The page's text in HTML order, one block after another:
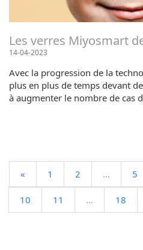
Les verres Miyosmart
14-04-2023
Avec la progression de la
plus en plus de temps devant
à augmenter le nombre de cas
« 1 2 ... 5
10 11 ... 18